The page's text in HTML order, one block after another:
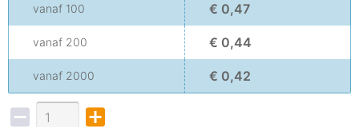
vanaf 100 € 0,47
vanaf 200 € 0,44
vanaf 2000 € 0,42